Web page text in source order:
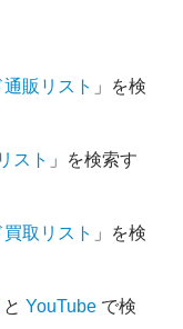
販リスト 」を検
スト 」を検索す
取リスト 」を検
と YouTubeで検